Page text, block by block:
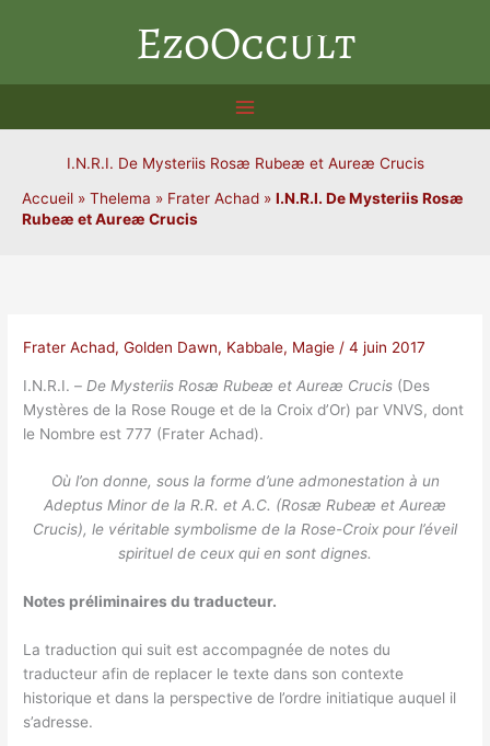
EzoOccult
I.N.R.I. De Mysteriis Rosæ Rubeæ et Aureæ Crucis
Accueil » Thelema » Frater Achad » I.N.R.I. De Mysteriis Rosæ
Rubeæ et Aureæ Crucis
Frater Achad,Golden Dawn, Kabbale, Magie /4 juin 2017
I.N.R.I. – De Mysteriis Rosæ Rubeæ et Aureæ Crucis (Des
Mystères de la Rose Rouge et de la Croix d’Or) par VNVS, dont
le Nombre est 777 (Frater Achad).
Où l’on donne, sous la forme d’une admonestation à un
Adeptus Minor de la R.R. et A.C. (Rosæ Rubeæ et Aureæ
Crucis), le véritable symbolisme de la Rose-Croix pour l’éveil
spirituel de ceux qui en sont dignes.
Notes préliminaires du traducteur.
La traduction qui suit est accompagnée de notes du
traducteur afin de replacer le texte dans son contexte
historique et dans la perspective de l’ordre initiatique auquel il
s’adresse.